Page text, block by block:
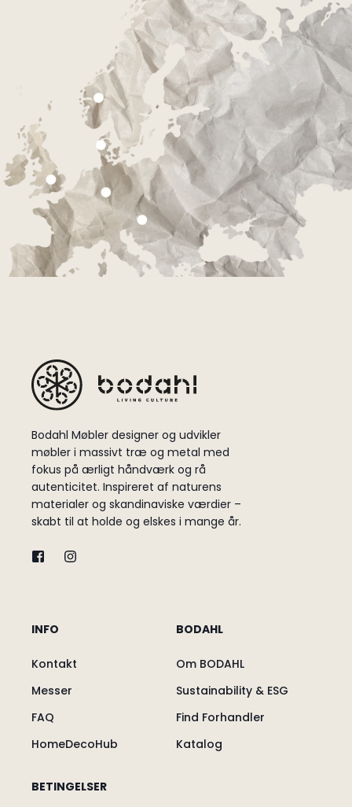
Bodahl Møbler designer og udvikler
møbler i massivt træ og metal med
fokus på ærligt håndværk og rå
autenticitet. Inspireret af naturens
materialer og skandinaviske værdier –
skabt til at holde og elskes i mange år.
INFO
Kontakt
Messer
FAQ
HomeDecoHub
BODAHL
Om BODAHL
Sustainability & ESG
Find Forhandler
Katalog
BETINGELSER